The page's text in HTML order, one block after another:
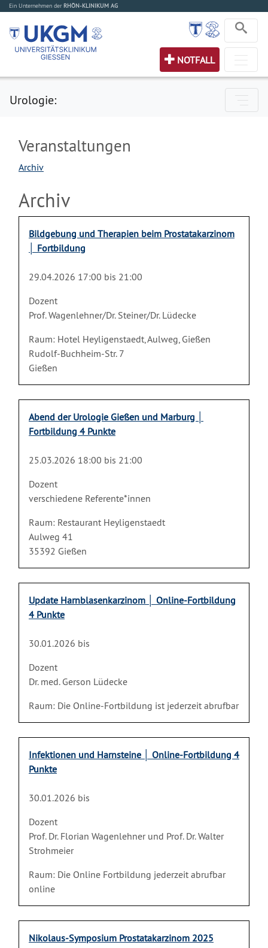
Ein Unternehmen der RHÖN-KLINIKUM AG
NOTFALL
Urologie:
Veranstaltungen
Archiv
Archiv
Bildgebung und Therapien beim Prostatakarzinom
│ Fortbildung
29.04.2026 17:00 bis 21:00
Dozent
Prof. Wagenlehner/Dr. Steiner/Dr. Lüdecke
Raum: Hotel Heyligenstaedt, Aulweg, Gießen
Rudolf-Buchheim-Str. 7
Gießen
Abend der Urologie Gießen und Marburg │
Fortbildung 4 Punkte
25.03.2026 18:00 bis 21:00
Dozent
verschiedene Referente*innen
Raum: Restaurant Heyligenstaedt
Aulweg 41
35392 Gießen
Update Harnblasenkarzinom │ Online-Fortbildung
4 Punkte
30.01.2026 bis
Dozent
Dr. med. Gerson Lüdecke
Raum: Die Online-Fortbildung ist jederzeit abrufbar
Infektionen und Harnsteine │ Online-Fortbildung 4
Punkte
30.01.2026 bis
Dozent
Prof. Dr. Florian Wagenlehner und Prof. Dr. Walter
Strohmeier
Raum: Die Online Fortbildung jederzeit abrufbar
online
Nikolaus-Symposium Prostatakarzinom 2025